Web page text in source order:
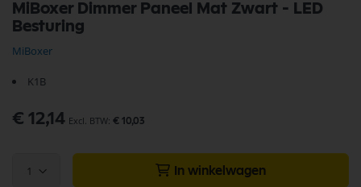
MiBoxer Dimmer Paneel Mat Zwart - LED
Besturing
MiBoxer
K1B
€ 12,14 € 10,03
1 In winkelwagen
naar
het
van
afbeeldingen-